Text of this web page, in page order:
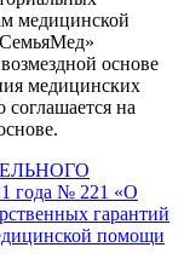
медицинской
основе
медицинских
соглашается на
года № 221 «О
гарантий
помощи